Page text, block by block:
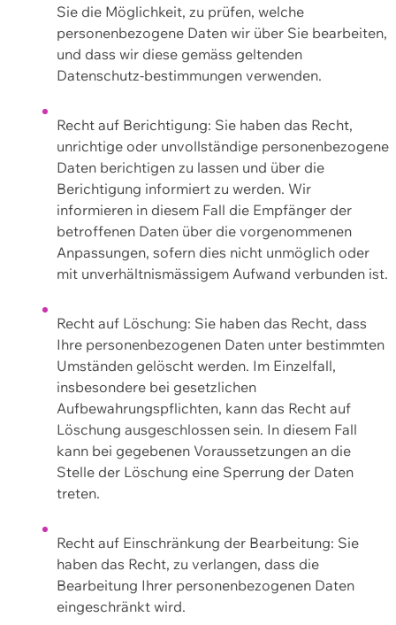
Sie die Möglichkeit, zu prüfen, welche
personenbezogene Daten wir über Sie bearbeiten,
und dass wir diese gemäss geltenden
Datenschutz-bestimmungen verwenden.
Recht auf Berichtigung: Sie haben das Recht,
unrichtige oder unvollständige personenbezogene
Daten berichtigen zu lassen und über die
Berichtigung informiert zu werden. Wir
informieren in diesem Fall die Empfänger der
betroffenen Daten über die vorgenommenen
Anpassungen, sofern dies nicht unmöglich oder
mit unverhältnismässigem Aufwand verbunden ist.
Recht auf Löschung: Sie haben das Recht, dass
Ihre personenbezogenen Daten unter bestimmten
Umständen gelöscht werden. Im Einzelfall,
insbesondere bei gesetzlichen
Aufbewahrungspflichten, kann das Recht auf
Löschung ausgeschlossen sein. In diesem Fall
kann bei gegebenen Voraussetzungen an die
Stelle der Löschung eine Sperrung der Daten
treten.
Recht auf Einschränkung der Bearbeitung: Sie
haben das Recht, zu verlangen, dass die
Bearbeitung Ihrer personenbezogenen Daten
eingeschränkt wird.